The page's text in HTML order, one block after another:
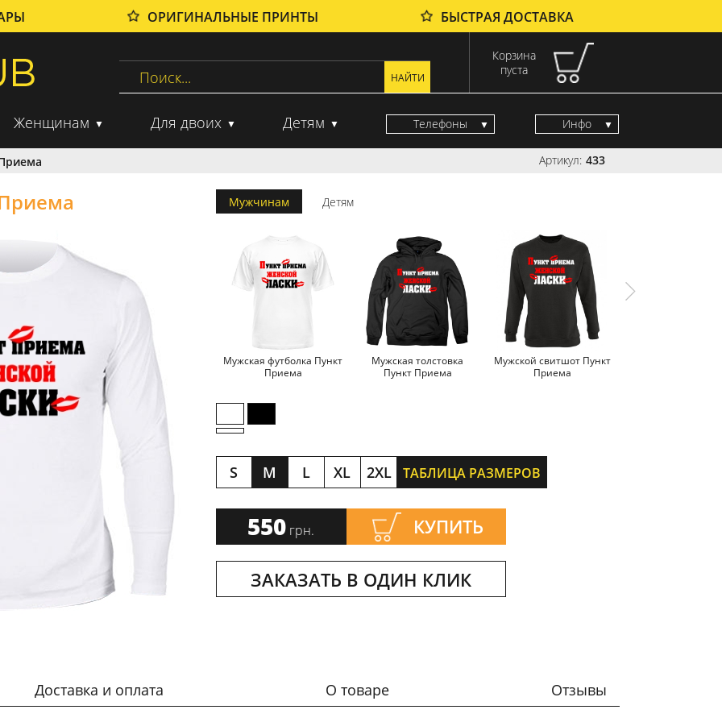
ОРИГИНАЛЬНЫЕ ПРИНТЫ БЫСТРАЯ ДОСТАВКА
Корзина
пуста
Женщинам Для двоих Детям Телефоны Инфо
Артикул: 433
Мужчинам Детям
Мужская футболка Пункт
Приема
Мужская толстовка
Пункт Приема
Мужской свитшот Пункт
Приема
S M L XL 2XL ТАБЛИЦА РАЗМЕРОВ
550 грн. КУПИТЬ
ЗАКАЗАТЬ В ОДИН КЛИК
Доставка и оплата О товаре Отзывы